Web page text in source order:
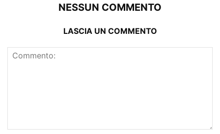
NESSUN COMMENTO
LASCIA UN COMMENTO